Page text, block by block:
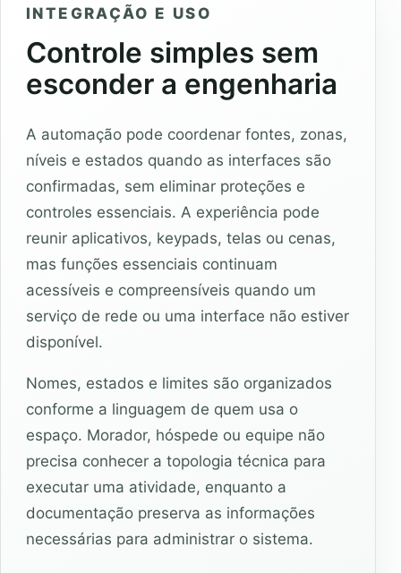
INTEGRAÇÃO E USO
Controle simples sem
esconder a engenharia
A automação pode coordenar fontes, zonas,
níveis e estados quando as interfaces são
confirmadas, sem eliminar proteções e
controles essenciais. A experiência pode
reunir aplicativos, keypads, telas ou cenas,
mas funções essenciais continuam
acessíveis e compreensíveis quando um
serviço de rede ou uma interface não estiver
disponível.
Nomes, estados e limites são organizados
conforme a linguagem de quem usa o
espaço. Morador, hóspede ou equipe não
precisa conhecer a topologia técnica para
executar uma atividade, enquanto a
documentação preserva as informações
necessárias para administrar o sistema.